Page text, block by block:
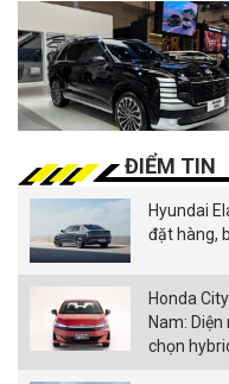
ĐIỂM TIN
Hyundai
đặt hàng,
Honda
Nam:
chọn